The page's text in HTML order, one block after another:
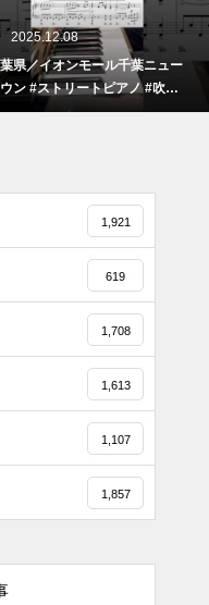
2025.12.08
県／イオンモール千葉ニュー
ン #ストリートピアノ #吹奏
1,921
619
1,708
1,613
1,107
1,857
#shortsdaily #sh
#磁石 #white
心者 #ピアノレッ
歴史OP】ピアノ
」弾いてみた
The Dark History
ズ THE BLUE H